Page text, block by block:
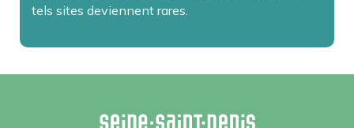
tels sites deviennent rares.